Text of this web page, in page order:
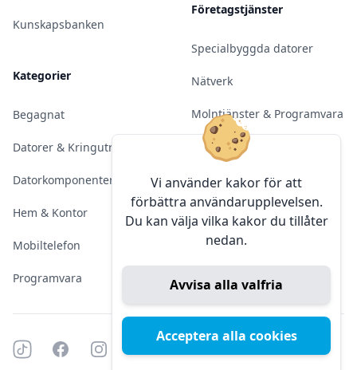
Vi använder kakor för att
förbättra användarupplevelsen.
Du kan välja vilka kakor du tillåter
nedan.
Avvisa alla valfria
Acceptera alla cookies
Kunskapsbanken
Kategorier
Begagnat
Datorer & Kringutrustning
Datorkomponenter
Hem & Kontor
Mobiltelefon
Programvara
Företagstjänster
Specialbyggda datorer
Nätverk
Molntjänster & Programvara
Server & Backup
Kameraövervakning
Konferens & Public Display
Sälja elektronik
Tiktok FacebookInstagram